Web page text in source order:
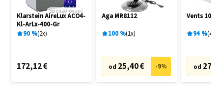
Sponzorované
Klarstein AireLux ACO4-
Kl-ArLx-400-Gr
90% 2x
172,12 €
Aga MR8112
100% 1x
od 25,40 € -9%
Vents 100
94% 4
od